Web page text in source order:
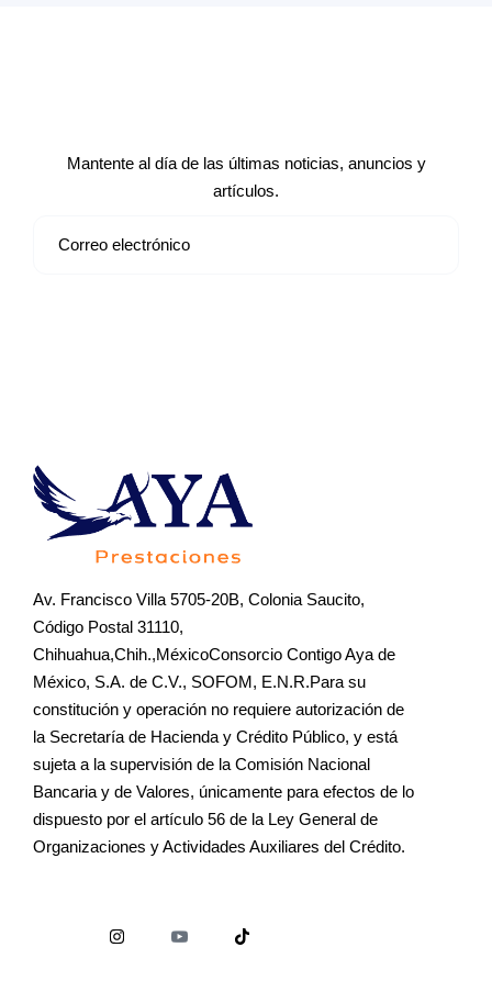
Mantente al día de las últimas noticias, anuncios y
artículos.
Av. Francisco Villa 5705-20B, Colonia Saucito,
Código Postal 31110,
Chihuahua,Chih.,MéxicoConsorcio Contigo Aya de
México, S.A. de C.V., SOFOM, E.N.R.Para su
constitución y operación no requiere autorización de
la Secretaría de Hacienda y Crédito Público, y está
sujeta a la supervisión de la Comisión Nacional
Bancaria y de Valores, únicamente para efectos de lo
dispuesto por el artículo 56 de la Ley General de
Organizaciones y Actividades Auxiliares del Crédito.